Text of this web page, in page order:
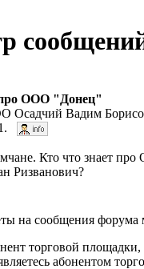
ООО "Донец"
Вадим
Кто что знает
Ризванович?
на сообщения
торговой площадки,
абонентом